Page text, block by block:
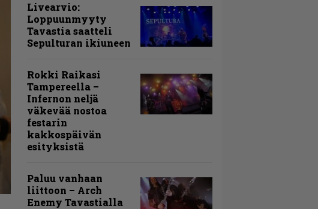
Livearvio:
Loppuunmyyty
Tavastia saatteli
Sepulturan ikiuneen
Rokki Raikasi
Tampereella –
Infernon neljä
väkevää nostoa
festarin
kakkospäivän
esityksistä
Paluu vanhaan
liittoon – Arch
Enemy Tavastialla